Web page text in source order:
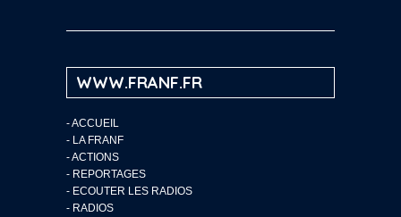
WWW.FRANF.FR
-ACCUEIL
- LA FRANF
-ACTIONS
- REPORTAGES
- ECOUTER LES RADIOS
- RADIOS